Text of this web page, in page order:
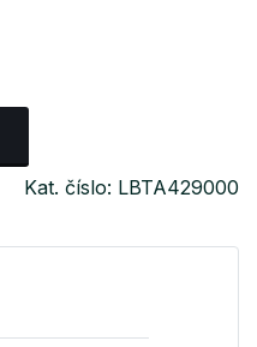
Kat. číslo: LBTA429000